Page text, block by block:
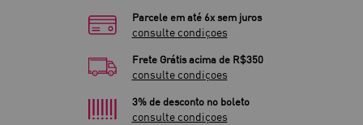
Parcele em até 6x sem juros
consulte condiçoes
Frete Grátis acima de R$350
consulte condiçoes
3% de desconto no boleto
consulte condiçoes